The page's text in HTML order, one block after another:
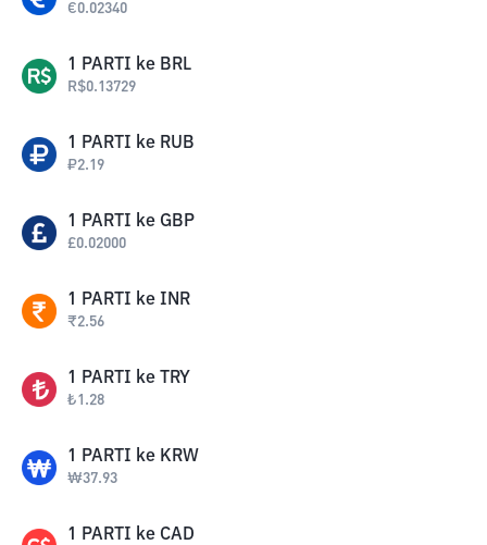
€0.02340
1 PARTI ke BRL
R$0.13729
1 PARTI ke RUB
₽2.19
1 PARTI ke GBP
£0.02000
1 PARTI ke INR
₹2.56
1 PARTI ke TRY
₺1.28
1 PARTI ke KRW
₩37.93
1 PARTI ke CAD